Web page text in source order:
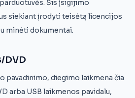
Šis įsigijimo
siekiant įrodyti teisėtą licencijos
minėti dokumentai.
DVD
pavadinimo, diegimo laikmena čia
arba USB laikmenos pavidalu,